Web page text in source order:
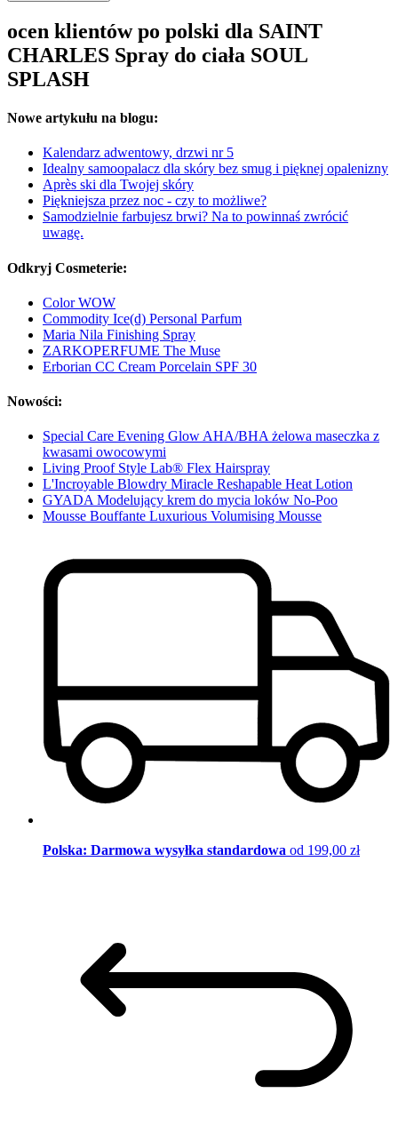
ocen klientów po polski dla SAINT
CHARLES Spray do ciała SOUL
SPLASH
Nowe artykułu na blogu:
Kalendarz adwentowy, drzwi nr 5
Idealny samoopalacz dla skóry bez smug i pięknej opalenizny
Après ski dla Twojej skóry
Piękniejsza przez noc - czy to możliwe?
Samodzielnie farbujesz brwi? Na to powinnaś zwrócić
uwagę.
Odkryj Cosmeterie:
Color WOW
Commodity Ice(d) Personal Parfum
Maria Nila Finishing Spray
ZARKOPERFUME The Muse
Erborian CC Cream Porcelain SPF 30
Nowości:
Special Care Evening Glow AHA/BHA żelowa maseczka z
kwasami owocowymi
Living Proof Style Lab® Flex Hairspray
L'Incroyable Blowdry Miracle Reshapable Heat Lotion
GYADA Modelujący krem do mycia loków No-Poo
Mousse Bouffante Luxurious Volumising Mousse
Polska: Darmowa wysyłka standardowa od 199,00 zł